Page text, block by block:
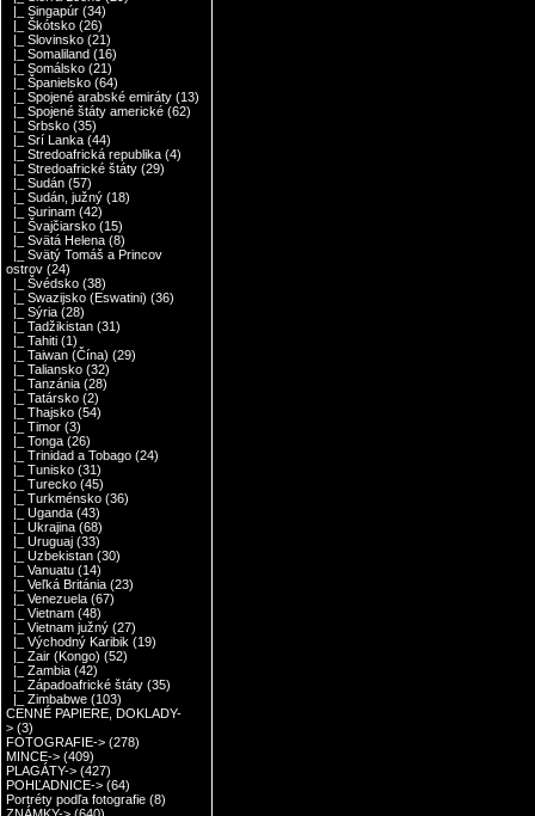
|_ Singapúr (34)
|_ Škótsko (26)
|_ Slovinsko (21)
|_ Somaliland (16)
|_ Somálsko (21)
|_ Španielsko (64)
|_ Spojené arabské emiráty (13)
|_ Spojené štáty americké (62)
|_ Srbsko (35)
|_ Srí Lanka (44)
|_ Stredoafrická republika (4)
|_ Stredoafrické štáty (29)
|_ Sudán (57)
|_ Sudán, južný (18)
|_ Surinam (42)
|_ Švajčiarsko (15)
|_ Svätá Helena (8)
|_ Svätý Tomáš a Princov
ostrov (24)
|_ Švédsko (38)
|_ Swazijsko (Eswatini) (36)
|_ Sýria (28)
|_ Tadžikistan (31)
|_ Tahiti (1)
|_ Taiwan (Čína) (29)
|_ Taliansko (32)
|_ Tanzánia (28)
|_ Tatársko (2)
|_ Thajsko (54)
|_ Timor (3)
|_ Tonga (26)
|_ Trinidad a Tobago (24)
|_ Tunisko (31)
|_ Turecko (45)
|_ Turkménsko (36)
|_ Uganda (43)
|_ Ukrajina (68)
|_ Uruguaj (33)
|_ Uzbekistan (30)
|_ Vanuatu (14)
|_ Veľká Británia (23)
|_ Venezuela (67)
|_ Vietnam (48)
|_ Vietnam južný (27)
|_ Východný Karibik (19)
|_ Zair (Kongo) (52)
|_ Zambia (42)
|_ Západoafrické štáty (35)
|_ Zimbabwe (103)
CENNÉ PAPIERE, DOKLADY-
> (3)
FOTOGRAFIE-> (278)
MINCE-> (409)
PLAGÁTY-> (427)
POHĽADNICE-> (64)
Portréty podľa fotografie (8)